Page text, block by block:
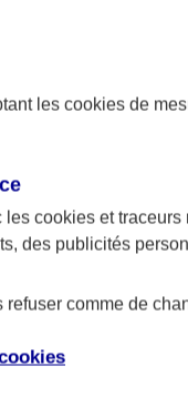
en poche !
les cookies de
les cookies et traceurs
des publicités
comme de